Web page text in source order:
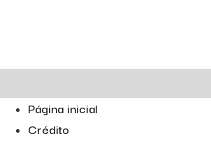
Página inicial
Crédito